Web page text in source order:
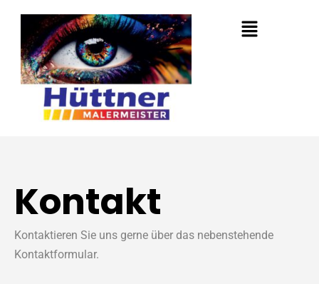
springen
Kontakt
Kontaktieren Sie uns gerne über das nebenstehende
Kontaktformular.